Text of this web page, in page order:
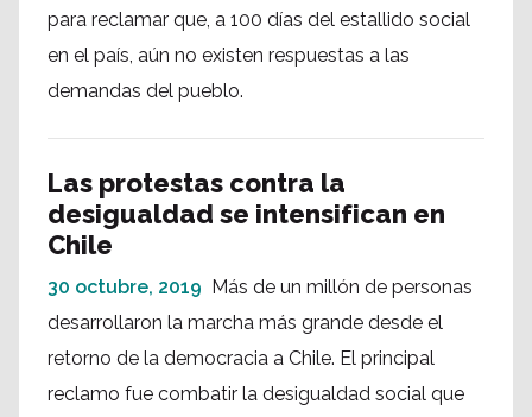
para reclamar que, a 100 días del estallido social
en el país, aún no existen respuestas a las
demandas del pueblo.
Las protestas contra la
desigualdad se intensifican en
Chile
30 octubre, 2019 Más de un millón de personas
desarrollaron la marcha más grande desde el
retorno de la democracia a Chile. El principal
reclamo fue combatir la desigualdad social que